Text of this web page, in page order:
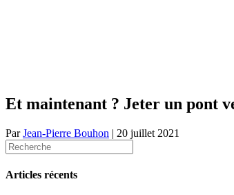
Et maintenant ? Jeter un pont
ParJean-Pierre Bouhon | 20 juillet 2021
Articles récents